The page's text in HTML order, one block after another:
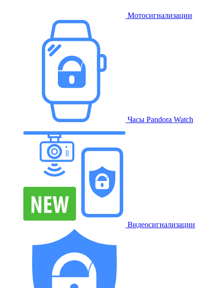
Мотосигнализации
Часы Pandora Watch
Видеосигнализации